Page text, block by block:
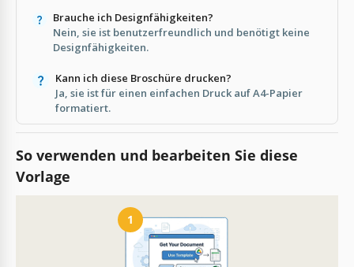
Brauche ich Designfähigkeiten?
Nein, sie ist benutzerfreundlich und benötigt keine
Designfähigkeiten.
Kann ich diese Broschüre drucken?
Ja, sie ist für einen einfachen Druck auf A4-Papier
formatiert.
So verwenden und bearbeiten Sie diese
Vorlage
1